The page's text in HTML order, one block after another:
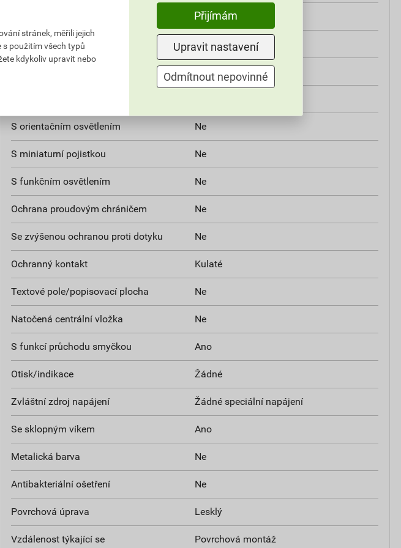
Ne
Izolovaná montáž Ne
S orientačním osvětlením Ne
S miniaturní pojistkou Ne
S funkčním osvětlením Ne
Ochrana proudovým chráničem Ne
Se zvýšenou ochranou proti dotyku Ne
Ochranný kontakt Kulaté
Textové pole/popisovací plocha Ne
Natočená centrální vložka Ne
S funkcí průchodu smyčkou Ano
Otisk/indikace Žádné
Zvláštní zdroj napájení Žádné speciální napájení
Se sklopným víkem Ano
Metalická barva Ne
Antibakteriální ošetření Ne
Povrchová úprava Lesklý
Vzdálenost týkající se Povrchová montáž
stránek, měřili jejich
s použitím všech typů
kdykoliv upravit nebo
Přijímám
Upravit nastavení
Odmítnout nepovinné